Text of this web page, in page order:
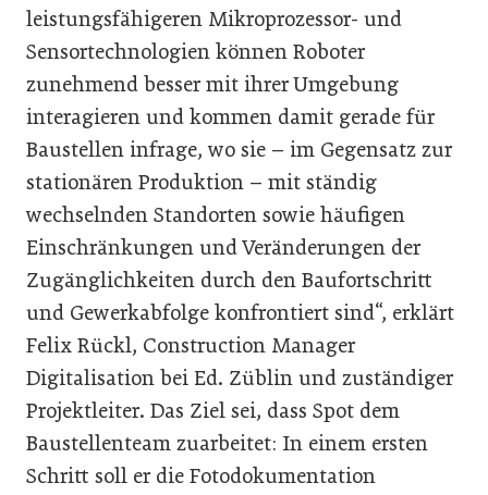
leistungsfähigeren Mikroprozessor- und
Sensortechnologien können Roboter
zunehmend besser mit ihrer Umgebung
interagieren und kommen damit gerade für
Baustellen infrage, wo sie – im Gegensatz zur
stationären Produktion – mit ständig
wechselnden Standorten sowie häufigen
Einschränkungen und Veränderungen der
Zugänglichkeiten durch den Baufortschritt
und Gewerkabfolge konfrontiert sind“, erklärt
Felix Rückl, Construction Manager
Digitalisation bei Ed. Züblin und zuständiger
Projektleiter. Das Ziel sei, dass Spot dem
Baustellenteam zuarbeitet: In einem ersten
Schritt soll er die Fotodokumentation